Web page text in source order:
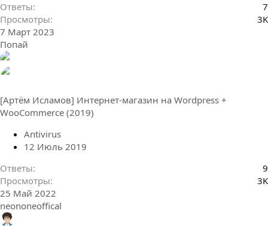
Ответы
7
Просмотры
3K
7 Март 2023
Попай
[Артём Исламов] Интернет-магазин на Wordpress +
WooCommerce (2019)
Antivirus
12 Июль 2019
Ответы
9
Просмотры
3K
25 Май 2022
neononeoffical